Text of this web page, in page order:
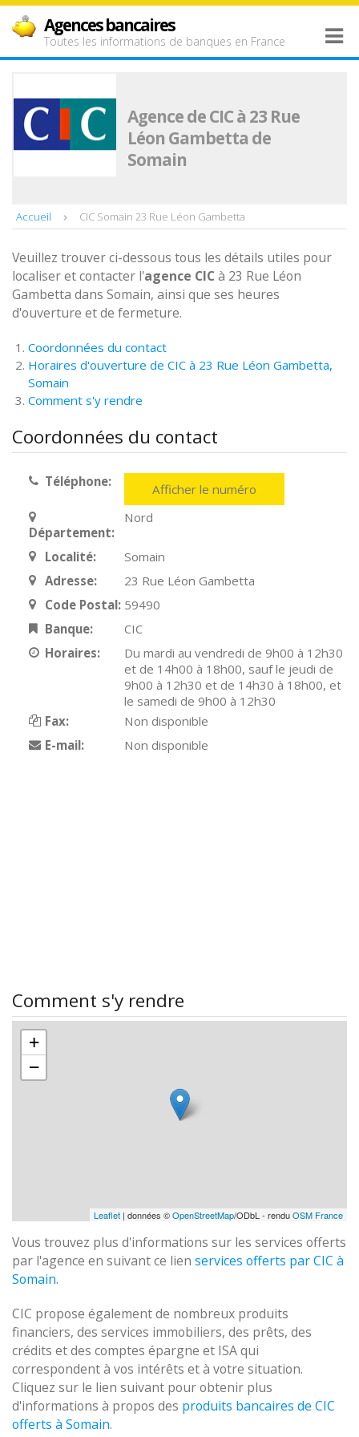
Agences bancaires
Toutes les informations de banques en France
Agence de CIC à 23 Rue
Léon Gambetta de
Somain
Accueil CIC Somain 23 Rue Léon Gambetta
Veuillez trouver ci-dessous tous les détails utiles pour
localiser et contacter l'agence CIC à 23 Rue Léon
Gambetta dans Somain, ainsi que ses heures
d'ouverture et de fermeture.
Coordonnées du contact
Horaires d'ouverture de CIC à 23 Rue Léon Gambetta,
Somain
Comment s'y rendre
Coordonnées du contact
Téléphone: Afficher le numéro
Département:
Nord
Localité:
Somain
Adresse:
23 Rue Léon Gambetta
Code Postal: 59490
Banque:
CIC
Horaires:
Du mardi au vendredi de 9h00 à 12h30
et de 14h00 à 18h00, sauf le jeudi de
9h00 à 12h30 et de 14h30 à 18h00, et
le samedi de 9h00 à 12h30
Fax:
Non disponible
E-mail:
Non disponible
Comment s'y rendre
+
−
Leaflet | données ©OpenStreetMap/ODbL - renduOSM France
Vous trouvez plus d'informations sur les services offerts
par l'agence en suivant ce lien services offerts par CIC à
Somain.
CIC propose également de nombreux produits
financiers, des services immobiliers, des prêts, des
crédits et des comptes épargne et ISA qui
correspondent à vos intérêts et à votre situation.
Cliquez sur le lien suivant pour obtenir plus
d'informations à propos des produits bancaires de CIC
offerts à Somain.